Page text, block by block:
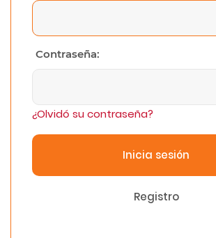
Contraseña:
¿Olvidó su contraseña?
Inicia sesión
Registro